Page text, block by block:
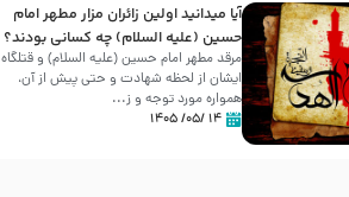
آیا میدانید اولین زائران مزار مطهر امام
حسین (علیه السلام) چه کسانی بودند؟
مرقد مطهر امام حسین (علیه السلام) و قتلگاه
ایشان از لحظه شهادت و حتی پیش از آن،
همواره مورد توجه و ز...
۱۴ /۰۵/ ۱۴۰۵